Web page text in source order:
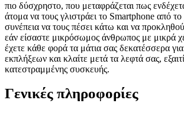
πιο δύσχρηστο, που μεταφράζεται πως
άτομα να τους γλιστράει το Smartphone από το
συνέπεια να τους πέσει κάτω και να
εάν είσαστε μικρόσωμος άνθρωπος με μικρά
έχετε κάθε φορά τα μάτια σας δεκατέσσερα
εκπλήξεων και κλαίτε μετά τα λεφτά σας,
κατεστραμμένης συσκευής.
Γενικές πληροφορίες